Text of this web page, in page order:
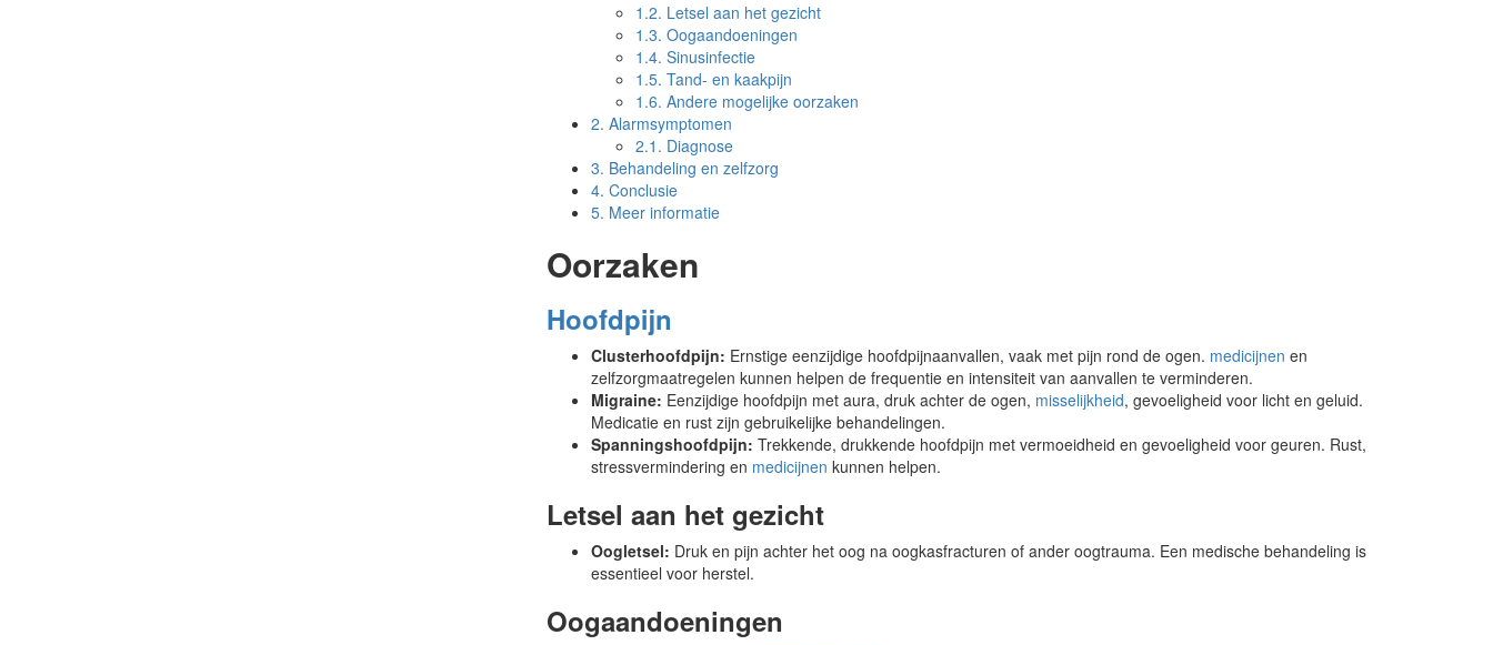
1.2. Letsel aan het gezicht
1.3. Oogaandoeningen
1.4. Sinusinfectie
1.5. Tand- en kaakpijn
1.6. Andere mogelijke oorzaken
2. Alarmsymptomen
2.1. Diagnose
3. Behandeling en zelfzorg
4. Conclusie
5. Meer informatie
Oorzaken
Hoofdpijn
Clusterhoofdpijn: Ernstige eenzijdige hoofdpijnaanvallen, vaak met pijn rond de ogen. medicijnen en
zelfzorgmaatregelen kunnen helpen de frequentie en intensiteit van aanvallen te verminderen.
Migraine: Eenzijdige hoofdpijn met aura, druk achter de ogen, misselijkheid, gevoeligheid voor licht en geluid.
Medicatie en rust zijn gebruikelijke behandelingen.
Spanningshoofdpijn: Trekkende, drukkende hoofdpijn met vermoeidheid en gevoeligheid voor geuren. Rust,
stressvermindering en medicijnen kunnen helpen.
Letsel aan het gezicht
Oogletsel: Druk en pijn achter het oog na oogkasfracturen of ander oogtrauma. Een medische behandeling is
essentieel voor herstel.
Oogaandoeningen